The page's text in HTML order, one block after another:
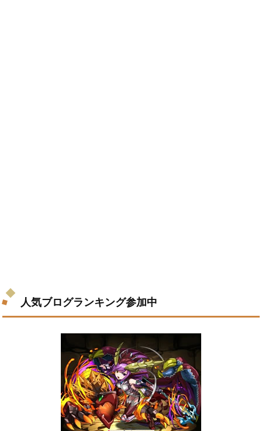
人気ブログランキング参加中